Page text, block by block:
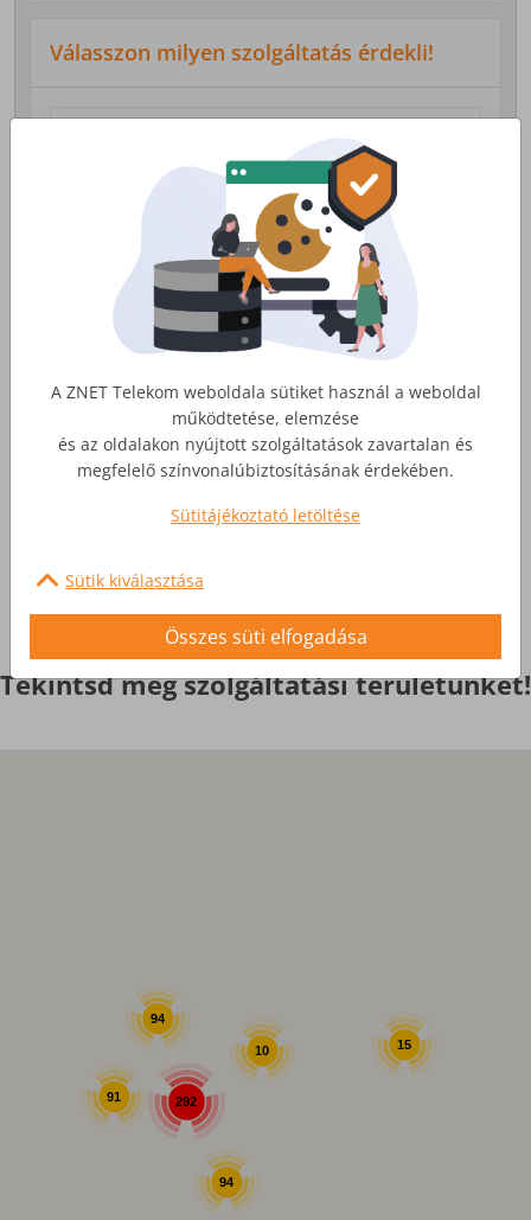
Válasszon milyen szolgáltatás érdekli!
Otthoni internet, telefon és tv
szolgáltatás
Érdekel
Üzleti Internet
Nagyobb igényekre, egyedi
szolgáltatások
Érdekel
Tekintsd meg szolgáltatási területünket!
292
94
94
10 15
91
A ZNET Telekom weboldala sütiket használ a weboldal
működtetése, elemzése
és az oldalakon nyújtott szolgáltatások zavartalan és
megfelelő színvonalúbiztosításának érdekében.
Sütitájékoztató letöltése
Sütik kiválasztása
Összes süti elfogadása